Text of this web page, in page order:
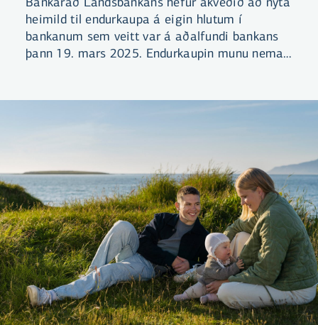
heimild til endurkaupa á eigin hlutum í
bankanum sem veitt var á aðalfundi bankans
þann 19. mars 2025. Endurkaupin munu nema
hefur áður gefið hluthöfum kost á að selja